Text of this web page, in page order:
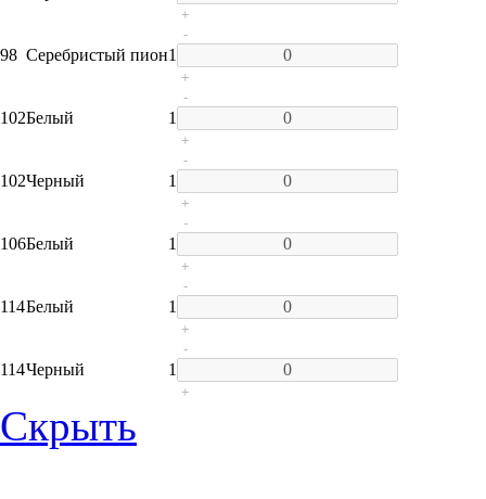
+
98 Серебристый пион1
-
+
102Белый 1
-
+
102Черный 1
-
+
106Белый 1
-
+
114Белый 1
-
+
114Черный 1
-
+
Скрыть